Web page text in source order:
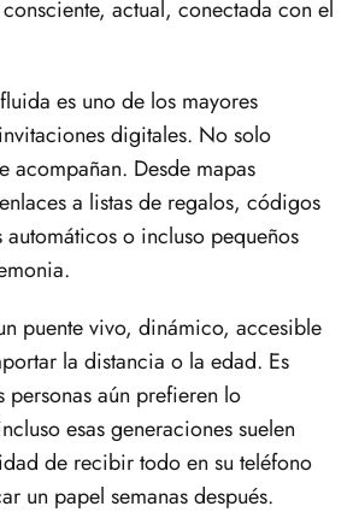
actual, conectada con el
es uno de los mayores
digitales. No solo
acompañan. Desde mapas
a listas de regalos, códigos
o incluso pequeños
puente vivo, dinámico, accesible
la distancia o la edad. Es
personas aún prefieren lo
esas generaciones suelen
de recibir todo en su teléfono
un papel semanas después.